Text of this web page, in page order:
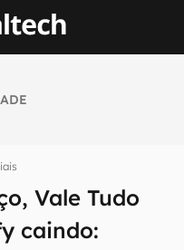
Vale Tudo
caindo:
em primeira